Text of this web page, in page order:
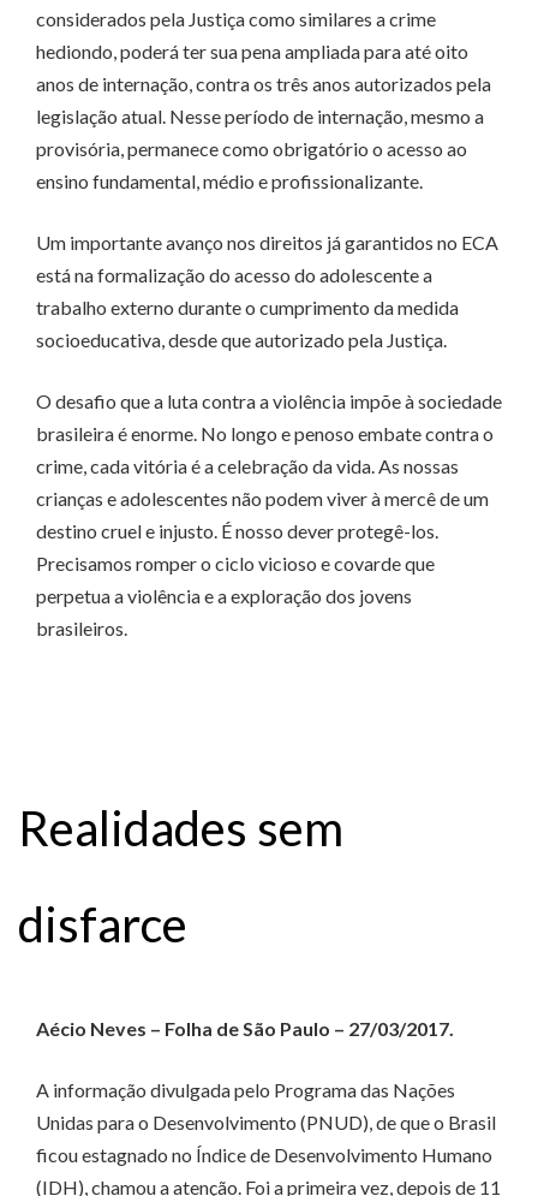
considerados pela Justiça como similares a crime
hediondo, poderá ter sua pena ampliada para até oito
anos de internação, contra os três anos autorizados pela
legislação atual. Nesse período de internação, mesmo a
provisória, permanece como obrigatório o acesso ao
ensino fundamental, médio e profissionalizante.
Um importante avanço nos direitos já garantidos no ECA
está na formalização do acesso do adolescente a
trabalho externo durante o cumprimento da medida
socioeducativa, desde que autorizado pela Justiça.
O desafio que a luta contra a violência impõe à sociedade
brasileira é enorme. No longo e penoso embate contra o
crime, cada vitória é a celebração da vida. As nossas
crianças e adolescentes não podem viver à mercê de um
destino cruel e injusto. É nosso dever protegê-los.
Precisamos romper o ciclo vicioso e covarde que
perpetua a violência e a exploração dos jovens
brasileiros.
Realidades sem
disfarce
Aécio Neves – Folha de São Paulo – 27/03/2017.
A informação divulgada pelo Programa das Nações
Unidas para o Desenvolvimento (PNUD), de que o Brasil
ficou estagnado no Índice de Desenvolvimento Humano
(IDH), chamou a atenção. Foi a primeira vez, depois de 11